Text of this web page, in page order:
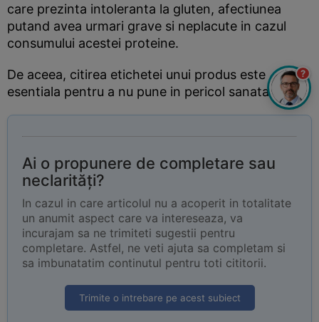
care prezinta intoleranta la gluten, afectiunea
putand avea urmari grave si neplacute in cazul
consumului acestei proteine.
De aceea, citirea etichetei unui produs este
esentiala pentru a nu pune in pericol sanatatea.
Ai o propunere de completare sau
neclarități?
In cazul in care articolul nu a acoperit in totalitate
un anumit aspect care va intereseaza, va
incurajam sa ne trimiteti sugestii pentru
completare. Astfel, ne veti ajuta sa completam si
sa imbunatatim continutul pentru toti cititorii.
Trimite o intrebare pe acest subiect
?